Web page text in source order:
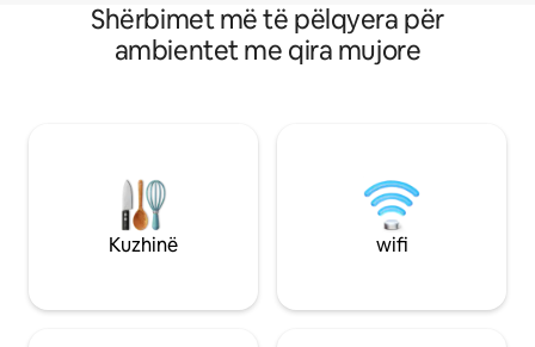
Shërbimet më të pëlqyera për
ambientet me qira mujore
Kuzhinë wifi